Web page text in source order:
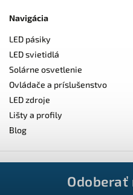
Navigácia
LED pásiky
LED svietidlá
Solárne osvetlenie
Ovládače a príslušenstvo
LED zdroje
Lišty a profily
Blog